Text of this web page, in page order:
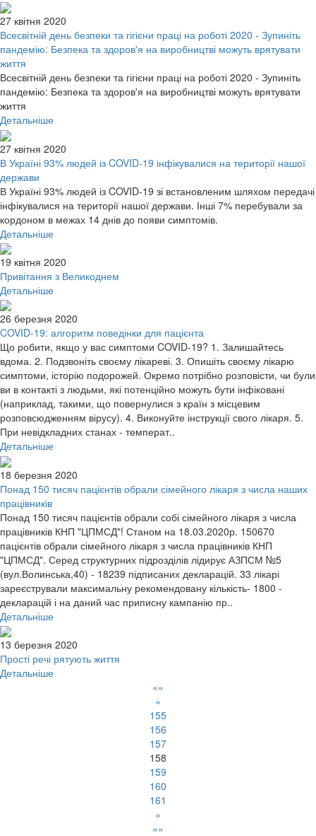
27 квітня 2020
Всесвітній день безпеки та гігієни праці на роботі 2020 - Зупиніть
пандемію: Безпека та здоров'я на виробництві можуть врятувати
життя
Всесвітній день безпеки та гігієни праці на роботі 2020 - Зупиніть
пандемію: Безпека та здоров'я на виробництві можуть врятувати
життя
Детальніше
27 квітня 2020
В Україні 93% людей із COVID-19 інфікувалися на території нашої
держави
В Україні 93% людей із COVID-19 зі встановленим шляхом передачі
інфікувалися на території нашої держави. Інші 7% перебували за
кордоном в межах 14 днів до появи симптомів.
Детальніше
19 квітня 2020
Привітання з Великоднем
Детальніше
26 березня 2020
COVID-19: алгоритм поведінки для пацієнта
Що робити, якщо у вас симптоми COVID-19? 1. Залишайтесь
вдома. 2. Подзвоніть своєму лікареві. 3. Опишіть своєму лікарю
симптоми, історію подорожей. Окремо потрібно розповісти, чи були
ви в контакті з людьми, які потенційно можуть бути інфіковані
(наприклад, такими, що повернулися з країн з місцевим
розповсюдженням вірусу). 4. Виконуйте інструкції свого лікаря. 5.
При невідкладних станах - температ..
Детальніше
18 березня 2020
Понад 150 тисяч пацієнтів обрали сімейного лікаря з числа наших
працівників
Понад 150 тисяч пацієнтів обрали собі сімейного лікаря з числа
працівників КНП "ЦПМСД"! Станом на 18.03.2020р. 150670
пацієнтів обрали сімейного лікаря з числа працівників КНП
"ЦПМСД". Серед структурних підрозділів лідирує АЗПСМ №5
(вул.Волинська,40) - 18239 підписаних декларацій. 33 лікарі
зареєстрували максимальну рекомендовану кількість- 1800 -
декларацій і на даний час приписну кампанію пр..
Детальніше
13 березня 2020
Прості речі рятують життя
Детальніше
««
«
155
156
157
158
159
160
161
»
»»